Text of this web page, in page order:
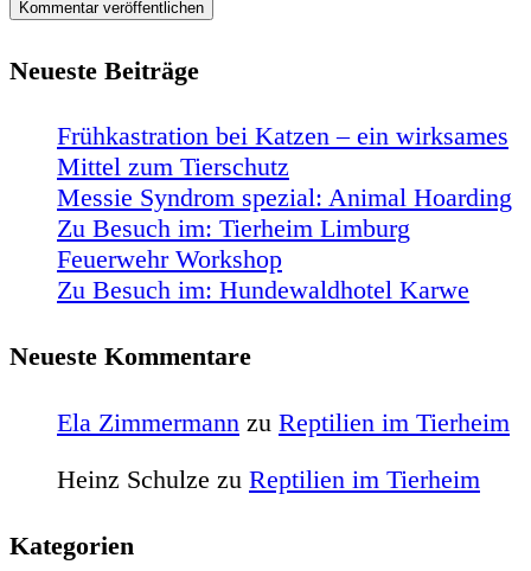
Neueste Beiträge
Frühkastration bei Katzen – ein wirksames
Mittel zum Tierschutz
Messie Syndrom spezial: Animal Hoarding
Zu Besuch im: Tierheim Limburg
Feuerwehr Workshop
Zu Besuch im: Hundewaldhotel Karwe
Neueste Kommentare
Ela Zimmermann zu Reptilien im Tierheim
Heinz Schulze zu Reptilien im Tierheim
Kategorien